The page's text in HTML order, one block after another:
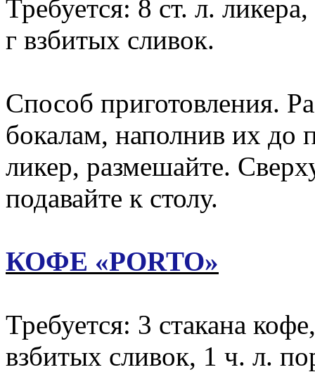
Требуется: 8 ст. л.
г взбитых сливок.
Способ приготовления.
бокалам, наполнив их до
ликер, размешайте.
подавайте к столу.
КОФЕ «PORTO»
Требуется: 3 стакана
взбитых сливок, 1 ч. л.